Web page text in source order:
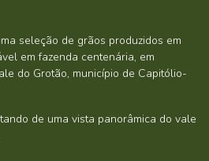
seleção de grãos produzidos em
em fazenda centenária, em
do Grotão, município de Capitólio-
de uma vista panorâmica do vale